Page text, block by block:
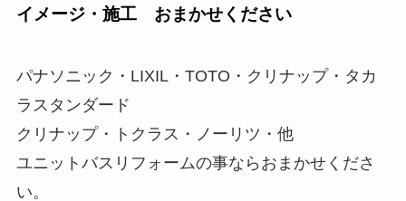
イメージ・施工 おまかせください
パナソニック・LIXIL・TOTO・クリナップ・タカ
ラスタンダード
クリナップ・トクラス・ノーリツ・他
ユニットバスリフォームの事ならおまかせくださ
い。